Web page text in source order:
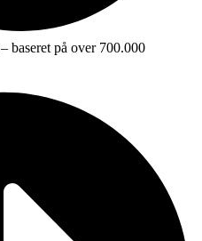
– baseret på over 700.000